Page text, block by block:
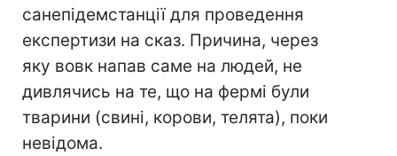
санепідемстанції для проведення
експертизи на сказ. Причина, через
яку вовк напав саме на людей, не
дивлячись на те, що на фермі були
тварини (свині, корови, телята), поки
невідома.